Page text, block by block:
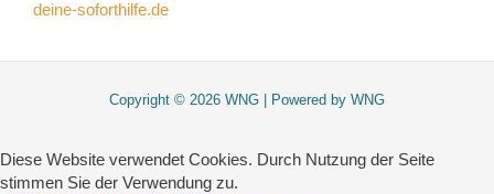
deine-soforthilfe.de
Copyright © 2026 WNG | Powered by WNG
Diese Website verwendet Cookies. Durch Nutzung der Seite
stimmen Sie der Verwendung zu.